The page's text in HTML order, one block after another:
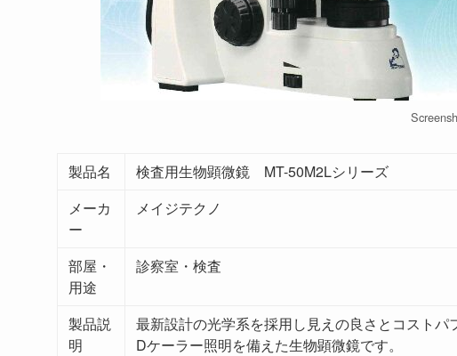
製品名
検査用生物顕微鏡 MT-50M2Lシリーズ
メーカ
ー
メイジテクノ
部屋・
用途
診察室・検査
製品説
明
最新設計の光学系を採用し見えの良さとコスト
Dケーラー照明を備えた生物顕微鏡です。